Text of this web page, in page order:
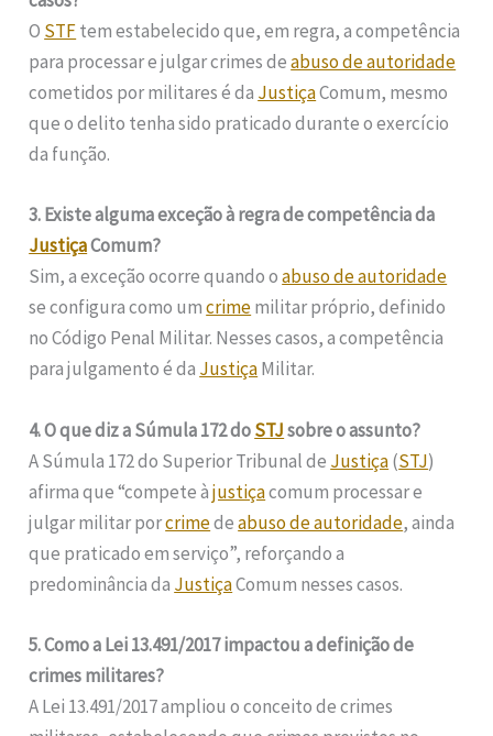
O STFtem estabelecido que, em regra, a competência
para processar e julgar crimes deabuso de autoridade
cometidos por militares é da JustiçaComum, mesmo
que o delito tenha sido praticado durante o exercício
da função.
3. Existe alguma exceção à regra de competência da
JustiçaComum?
Sim, a exceção ocorre quando oabuso de autoridade
se configura como umcrimemilitar próprio, definido
no Código Penal Militar. Nesses casos, a competência
para julgamento é da JustiçaMilitar.
4. O que diz a Súmula 172 doSTJsobre o assunto?
A Súmula 172 do Superior Tribunal de Justiça(STJ)
afirma que “compete àjustiçacomum processar e
julgar militar porcrimedeabuso de autoridade, ainda
que praticado em serviço”, reforçando a
predominância da JustiçaComum nesses casos.
5. Como a Lei 13.491/2017 impactou a definição de
crimes militares?
A Lei 13.491/2017 ampliou o conceito de crimes